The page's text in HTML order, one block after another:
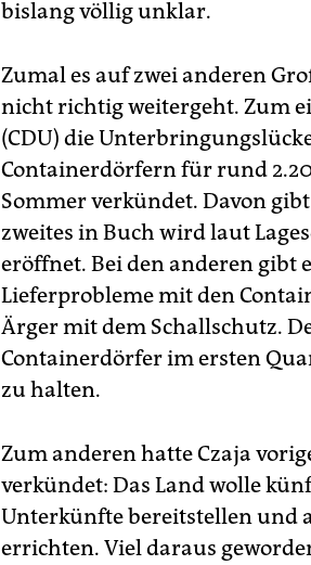
bislang völlig unklar.
Zumal es auf zwei anderen
nicht richtig weitergeht. Zum
(CDU) die
Containerdörfern für rund
Sommer verkündet. Davon
zweites in Buch wird laut
eröffnet. Bei den anderen gibt
Lieferprobleme mit den
Ärger mit dem Schallschutz.
Containerdörfer im ersten
zu halten.
Zum anderen hatte Czaja
verkündet: Das Land wolle
Unterkünfte bereitstellen und
errichten. Viel daraus